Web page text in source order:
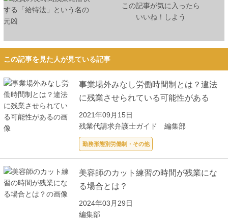
この記事が気に入ったら
いいね！しよう
この記事を見た人が見ている記事
事業場外みなし労働時間制とは？違法
に残業させられている可能性がある
2021年09月15日
残業代請求弁護士ガイド 編集部
勤務形態別労働制・その他
美容師のカット練習の時間が残業にな
る場合とは？
2024年03月29日
編集部